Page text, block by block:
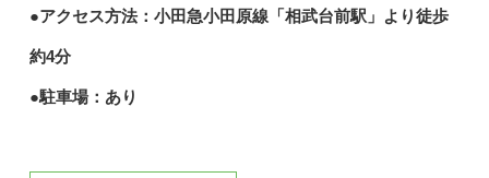
●アクセス方法：小田急小田原線「相武台前駅」より徒歩
約4分
●駐車場：あり